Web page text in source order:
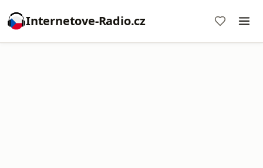
Internetove-Radio.cz